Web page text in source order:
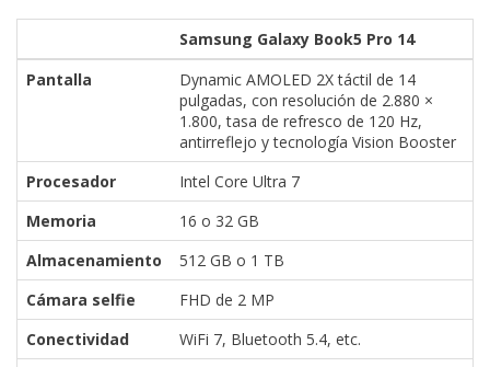
Samsung Galaxy Book5 Pro 14
Pantalla
Dynamic AMOLED 2X táctil de 14
pulgadas, con resolución de 2.880 ×
1.800, tasa de refresco de 120 Hz,
antirreflejo y tecnología Vision Booster
Procesador
Intel Core Ultra 7
Memoria
16 o 32 GB
Almacenamiento
512 GB o 1 TB
Cámara selfie
FHD de 2 MP
Conectividad
WiFi 7, Bluetooth 5.4, etc.